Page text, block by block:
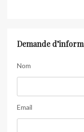
Demande
Nom
Email